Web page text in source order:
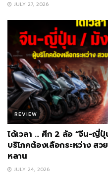
JULY 27, 2026
REVIEW
ได้เวลา … ศึก 2 ล้อ “จีน-ญี่ปุ่
บริโภคต้องเลือกระหว่าง ส
หลาน
JULY 24, 2026